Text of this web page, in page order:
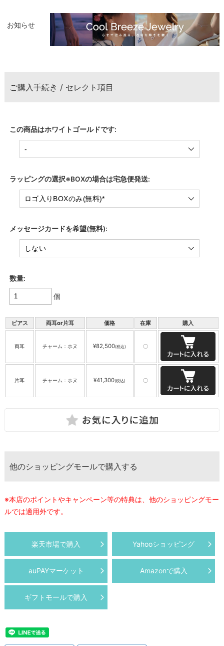
お知らせ
ご購入手続き / セレクト項目
この商品はホワイトゴールドです:
ラッピングの選択※BOXの場合は宅急便発送:
メッセージカードを希望(無料):
数量:
個
ピアス 両耳or片耳 価格 在庫 購入
両耳 チャーム：ホヌ ¥82,500(税込) 〇
片耳 チャーム：ホヌ ¥41,300(税込) 〇
他のショッピングモールで購入する
※本店のポイントやキャンペーン等の特典は、他のショッピングモー
ルでは適用外です。
楽天市場で購入 Yahooショッピング
auPAYマーケット Amazonで購入
ギフトモールで購入